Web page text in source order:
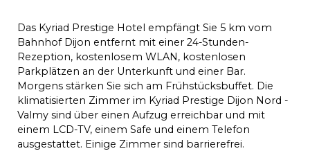
Das Kyriad Prestige Hotel empfängt Sie 5 km vom
Bahnhof Dijon entfernt mit einer 24-Stunden-
Rezeption, kostenlosem WLAN, kostenlosen
Parkplätzen an der Unterkunft und einer Bar.
Morgens stärken Sie sich am Frühstücksbuffet. Die
klimatisierten Zimmer im Kyriad Prestige Dijon Nord -
Valmy sind über einen Aufzug erreichbar und mit
einem LCD-TV, einem Safe und einem Telefon
ausgestattet. Einige Zimmer sind barrierefrei.